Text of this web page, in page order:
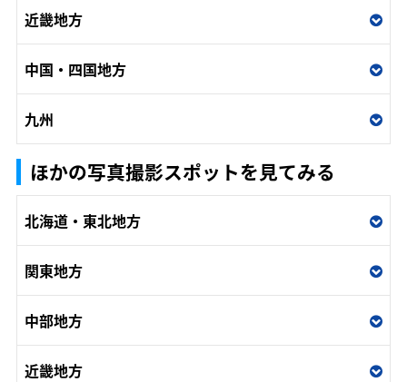
近畿地方
中国・四国地方
九州
ほかの写真撮影スポットを見てみる
北海道・東北地方
関東地方
中部地方
近畿地方